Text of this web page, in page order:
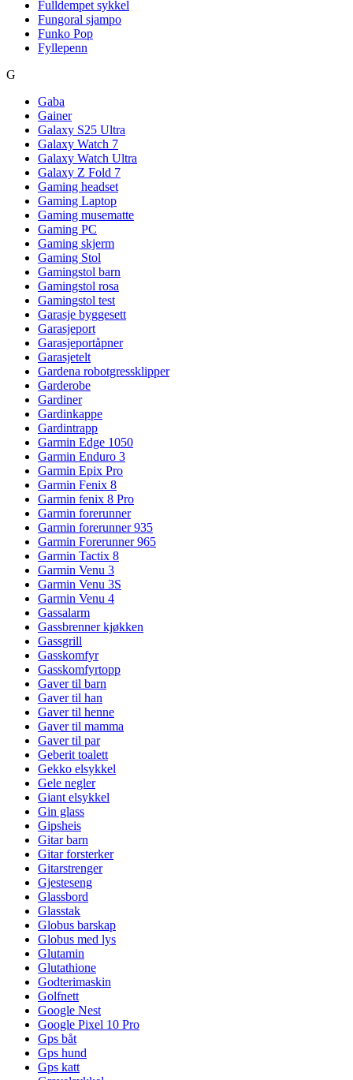
Fulldempet sykkel
Fungoral sjampo
Funko Pop
Fyllepenn
G
Gaba
Gainer
Galaxy S25 Ultra
Galaxy Watch 7
Galaxy Watch Ultra
Galaxy Z Fold 7
Gaming headset
Gaming Laptop
Gaming musematte
Gaming PC
Gaming skjerm
Gaming Stol
Gamingstol barn
Gamingstol rosa
Gamingstol test
Garasje byggesett
Garasjeport
Garasjeportåpner
Garasjetelt
Gardena robotgressklipper
Garderobe
Gardiner
Gardinkappe
Gardintrapp
Garmin Edge 1050
Garmin Enduro 3
Garmin Epix Pro
Garmin Fenix 8
Garmin fenix 8 Pro
Garmin forerunner
Garmin forerunner 935
Garmin Forerunner 965
Garmin Tactix 8
Garmin Venu 3
Garmin Venu 3S
Garmin Venu 4
Gassalarm
Gassbrenner kjøkken
Gassgrill
Gasskomfyr
Gasskomfyrtopp
Gaver til barn
Gaver til han
Gaver til henne
Gaver til mamma
Gaver til par
Geberit toalett
Gekko elsykkel
Gele negler
Giant elsykkel
Gin glass
Gipsheis
Gitar barn
Gitar forsterker
Gitarstrenger
Gjesteseng
Glassbord
Glasstak
Globus barskap
Globus med lys
Glutamin
Glutathione
Godterimaskin
Golfnett
Google Nest
Google Pixel 10 Pro
Gps båt
Gps hund
Gps katt